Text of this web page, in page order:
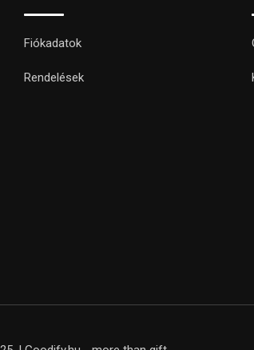
Fiókadatok
Rendelések